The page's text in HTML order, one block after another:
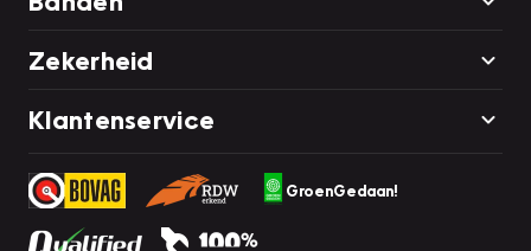
Zekerheid
Klantenservice
GroenGedaan!